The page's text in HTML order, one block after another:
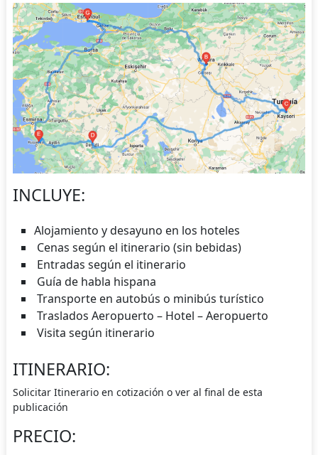
INCLUYE:
Alojamiento y desayuno en los hoteles
Cenas según el itinerario (sin bebidas)
Entradas según el itinerario
Guía de habla hispana
Transporte en autobús o minibús turístico
Traslados Aeropuerto – Hotel – Aeropuerto
Visita según itinerario
ITINERARIO:
Solicitar Itinerario en cotización o ver al final de esta
publicación
PRECIO: